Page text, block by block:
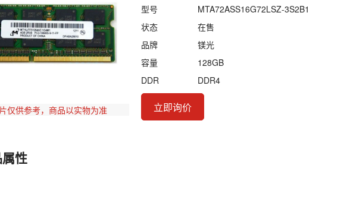
仅供参考，商品以实物为准
型号
MTA72ASS16G72LSZ-3S2B1
状态
在售
品牌
镁光
容量
128GB
DDR
DDR4
立即询价
性